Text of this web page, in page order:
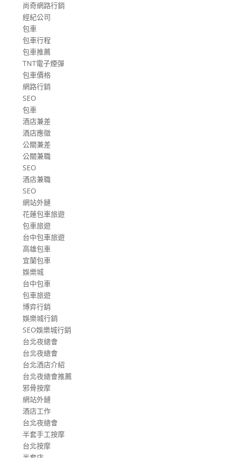
尚奇網路行銷
經紀公司
包車
包車行程
包車推薦
TNT電子煙彈
包車價格
網路行銷
SEO
包車
酒店兼差
酒店應徵
公關兼差
公關兼職
SEO
酒店兼職
SEO
網站外鏈
花蓮包車旅遊
包車旅遊
台中包車旅遊
高雄包車
宜蘭包車
娛樂城
台中包車
包車旅遊
博弈行銷
娛樂城行銷
SEO娛樂城行銷
台北夜總會
台北夜總會
台北酒店介紹
台北夜總會推薦
邪骨按摩
網站外鏈
酒店工作
台北夜總會
半套手工按摩
台北按摩